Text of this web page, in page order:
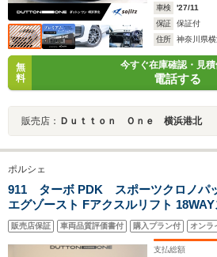
車検 '27/11
保証
保証付
住所
神奈川県
無
料
今すぐ在庫確認・見
電話する
販売店： Ｄｕｔｔｏｎ Ｏｎｅ 横浜港北
ポルシェ
911 ターボ PDK スポーツクロノパ
エグゾースト Fアクスルリフト
ラハリレザー シートヒーター/ベンチ
ンチ911ターボAW カラークレストAW
ドビューカメラ
販売店保証 車両品質評価書付 購入プラン付 オンラ
支払総額